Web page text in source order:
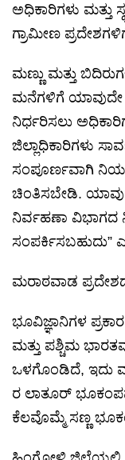
ಅಧಿಕಾರಿಗಳು ಮತ್ತು
ಗ್ರಾಮೀಣ
ಮಣ್ಣು ಮತ್ತು
ಮನೆಗಳಿಗೆ ಯಾವುದೇ
ನಿರ್ಧರಿಸಲು
ಜಿಲ್ಲಾಧಿಕಾರಿಗಳು
ಸಂಪೂರ್ಣವಾಗಿ
ಚಿಂತಿಸಬೇಡಿ.
ನಿರ್ವಹಣಾ ವಿಭಾಗದ
ಸಂಪರ್ಕಿಸಬಹುದು”
ಮರಾಠವಾಡ
ಭೂವಿಜ್ಞಾನಿಗಳ
ಮತ್ತು ಪಶ್ಚಿಮ
ಒಳಗೊಂಡಿದೆ, ಇದು
ರ ಲಾತೂರ್
ಕೆಲವೊಮ್ಮೆ ಸಣ್ಣ